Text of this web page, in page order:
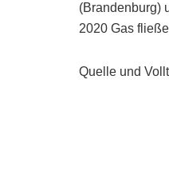
(Brandenburg)
2020 Gas
Quelle und